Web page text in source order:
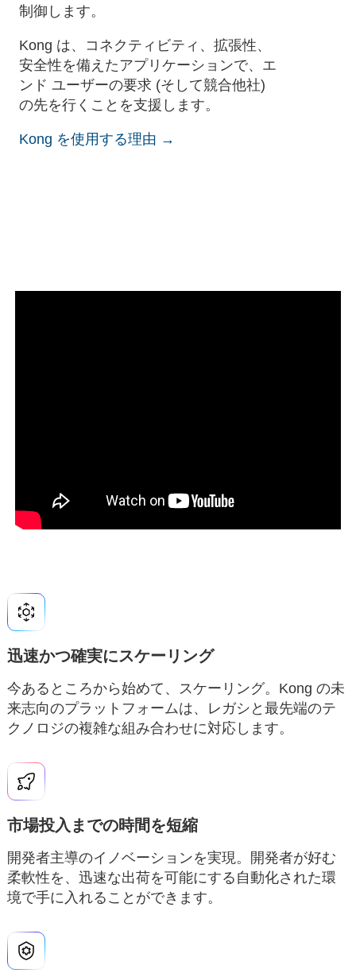
制御します。
Kong は、コネクティビティ、拡張性、
安全性を備えたアプリケーションで、エ
ンド ユーザーの要求 (そして競合他社)
の先を行くことを支援します。
Kong を使用する理由 →
迅速かつ確実にスケーリング
今あるところから始めて、スケーリング。Kong の未
来志向のプラットフォームは、レガシと最先端のテ
クノロジの複雑な組み合わせに対応します。
市場投入までの時間を短縮
開発者主導のイノベーションを実現。開発者が好む
柔軟性を、迅速な出荷を可能にする自動化された環
境で手に入れることができます。